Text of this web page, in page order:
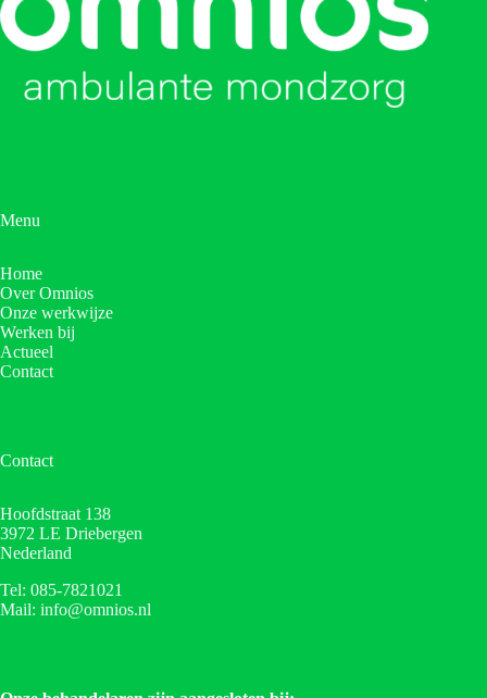
Menu
Home
Over Omnios
Onze werkwijze
Werken bij
Actueel
Contact
Contact
Hoofdstraat 138
3972 LE Driebergen
Nederland
Tel: 085-7821021
Mail: info@omnios.nl